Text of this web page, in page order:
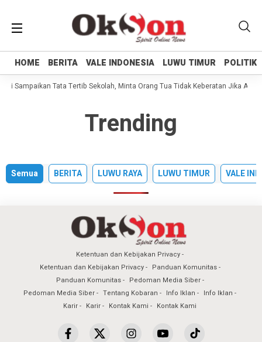
HOME BERITA VALE INDONESIA LUWU TIMUR POLITIK
HOME BERITA VALE INDONESIA LUWU TIMUR POLITIK
Sampaikan Tata Tertib Sekolah, Minta Orang Tua Tidak Keberatan Jika
Trending
Semua BERITA LUWU RAYA LUWU TIMUR VALE
Ketentuan dan Kebijakan Privacy
Ketentuan dan Kebijakan Privacy
Panduan Komunitas
Panduan Komunitas
Pedoman Media Siber
Pedoman Media Siber
Tentang Kobaran Info Iklan
Info Iklan
Karir
Karir Kontak Kami Kontak Kami